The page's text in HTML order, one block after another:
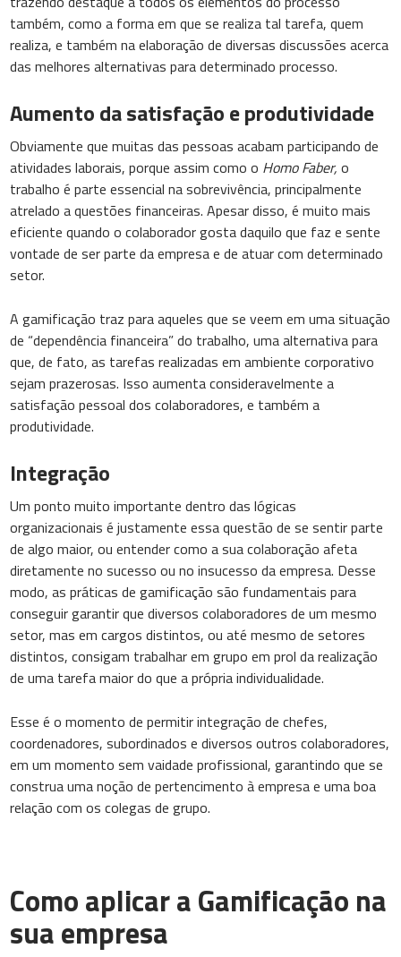
também, como a forma em que se realiza tal tarefa, quem
realiza, e também na elaboração de diversas discussões acerca
das melhores alternativas para determinado processo.
Aumento da satisfação e produtividade
Obviamente que muitas das pessoas acabam participando de
atividades laborais, porque assim como o Homo Faber, o
trabalho é parte essencial na sobrevivência, principalmente
atrelado a questões financeiras. Apesar disso, é muito mais
eficiente quando o colaborador gosta daquilo que faz e sente
vontade de ser parte da empresa e de atuar com determinado
setor.
A gamificação traz para aqueles que se veem em uma situação
de “dependência financeira” do trabalho, uma alternativa para
que, de fato, as tarefas realizadas em ambiente corporativo
sejam prazerosas. Isso aumenta consideravelmente a
satisfação pessoal dos colaboradores, e também a
produtividade.
Integração
Um ponto muito importante dentro das lógicas
organizacionais é justamente essa questão de se sentir parte
de algo maior, ou entender como a sua colaboração afeta
diretamente no sucesso ou no insucesso da empresa. Desse
modo, as práticas de gamificação são fundamentais para
conseguir garantir que diversos colaboradores de um mesmo
setor, mas em cargos distintos, ou até mesmo de setores
distintos, consigam trabalhar em grupo em prol da realização
de uma tarefa maior do que a própria individualidade.
Esse é o momento de permitir integração de chefes,
coordenadores, subordinados e diversos outros colaboradores,
em um momento sem vaidade profissional, garantindo que se
construa uma noção de pertencimento à empresa e uma boa
relação com os colegas de grupo.
Como aplicar a Gamificação na
sua empresa